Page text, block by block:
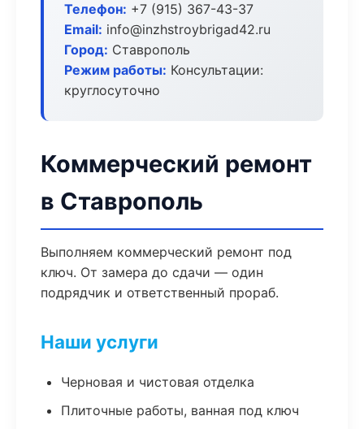
Телефон: +7 (915) 367-43-37
Email: info@inzhstroybrigad42.ru
Город: Ставрополь
Режим работы: Консультации:
круглосуточно
Коммерческий ремонт
в Ставрополь
Выполняем коммерческий ремонт под
ключ. От замера до сдачи — один
подрядчик и ответственный прораб.
Наши услуги
Черновая и чистовая отделка
Плиточные работы, ванная под ключ